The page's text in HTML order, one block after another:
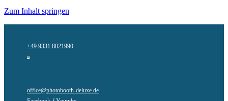
Zum Inhalt springen
+49 9331 8021990
office@photobooth-deluxe.de